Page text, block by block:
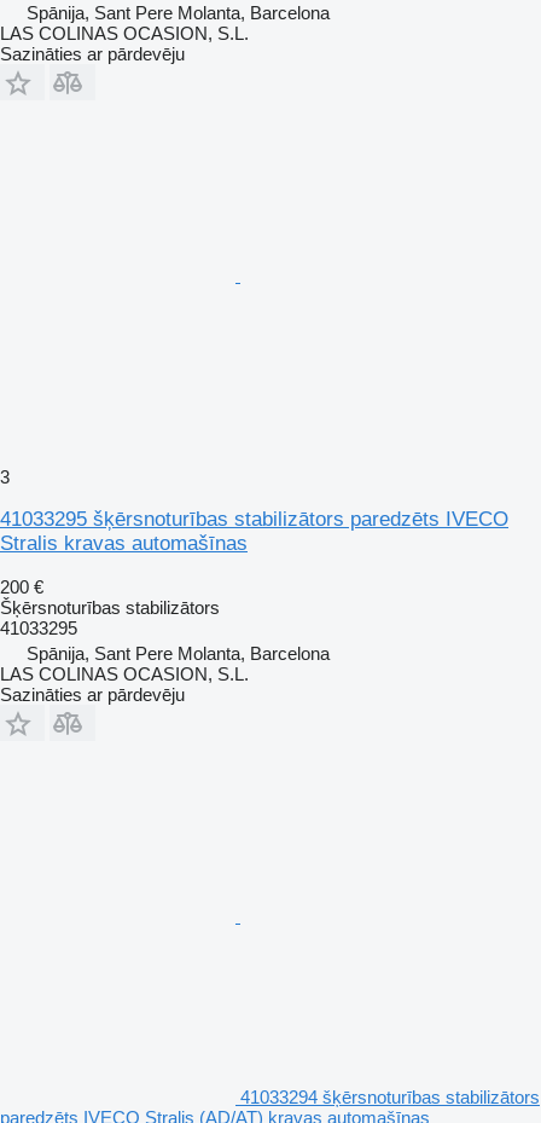
Spānija, Sant Pere Molanta, Barcelona
LAS COLINAS OCASION, S.L.
Sazināties ar pārdevēju
3
41033295 šķērsnoturības stabilizātors paredzēts IVECO
Stralis kravas automašīnas
200 €
Šķērsnoturības stabilizātors
41033295
Spānija, Sant Pere Molanta, Barcelona
LAS COLINAS OCASION, S.L.
Sazināties ar pārdevēju
41033294 šķērsnoturības stabilizātors
paredzēts IVECO Stralis (AD/AT) kravas automašīnas